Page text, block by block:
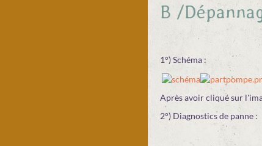
B /
1°) Schéma :
Après avoir cliqué sur
2°) Diagnostics de panne :